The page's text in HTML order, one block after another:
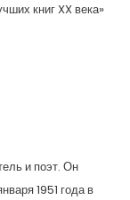
книг XX века»
и поэт. Он
1951 года в